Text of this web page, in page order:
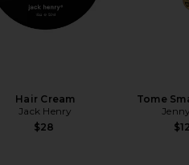
Hair Cream
Jack Henry
$28
Tome